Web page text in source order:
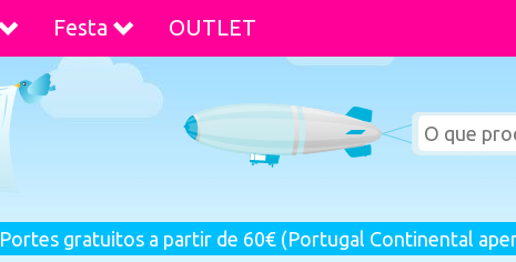
Festa OUTLET
Portes gratuitos a partir de 60€ (Portugal Continental